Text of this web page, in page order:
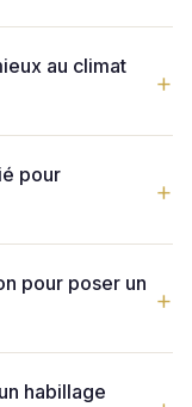
au climat
pour
pour poser un
habillage